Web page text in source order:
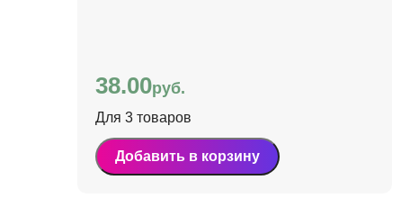
38.00руб.
Для 3 товаров
Добавить в корзину